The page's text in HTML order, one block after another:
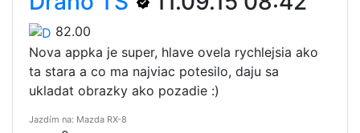
82.00
Nova appka je super, hlave ovela rychlejsia ako
ta stara a co ma najviac potesilo, daju sa
ukladat obrazky ako pozadie :)
Jazdím na: Mazda RX-8